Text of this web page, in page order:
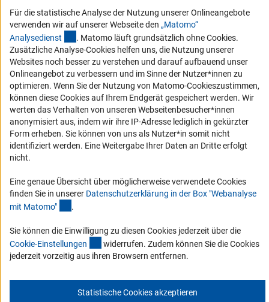
Barrierefreiheit
Service und Informationen für Menschen mit Behinderungen
Erklärung zur Barrierefreiheit
Barriere melden
DFG-aktuell
Erhalten Sie Neuigkeiten aus der DFG direkt in Ihr Mailpostfach oder
schauen Sie sich die Ausgaben online an.
© 2026 DFG
Impressum Datenschutz Cookie-Einstellungen
Kontakt
Service
Für die statistische Analyse der Nutzung unserer Onlineangebote
verwenden wir auf unserer Webseite den „Matomo“
Analysedienst (externer Link)
. Matomo läuft grundsätzlich ohne Cookies.
Zusätzliche Analyse-Cookies helfen uns, die Nutzung unserer
Websites noch besser zu verstehen und darauf aufbauend unser
Onlineangebot zu verbessern und im Sinne der Nutzer*innen zu
optimieren. Wenn Sie der Nutzung von Matomo-Cookieszustimmen,
können diese Cookies auf Ihrem Endgerät gespeichert werden. Wir
werten das Verhalten von unseren Webseitenbesucher*innen
anonymisiert aus, indem wir ihre IP-Adresse lediglich in gekürzter
Form erheben. Sie können von uns als Nutzer*in somit nicht
identifiziert werden. Eine Weitergabe Ihrer Daten an Dritte erfolgt
nicht.
Eine genaue Übersicht über möglicherweise verwendete Cookies
finden Sie in unserer Datenschutzerklärung in der Box "Webanalyse
mit Matomo" .
Sie können die Einwilligung zu diesen Cookies jederzeit über die
Cookie-Einstellungen (interner Link)
widerrufen. Zudem können Sie die Cookies
jederzeit vorzeitig aus ihren Browsern entfernen.
Statistische Cookies akzeptieren